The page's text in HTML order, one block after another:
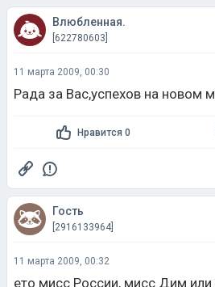
Влюбленная.
[622780603]
11 марта 2009, 00:30
Рада за Вас,успехов на новом
Нравится 0
Гость
[2916133964]
11 марта 2009, 00:32
ето мисс России, мисс Дим или